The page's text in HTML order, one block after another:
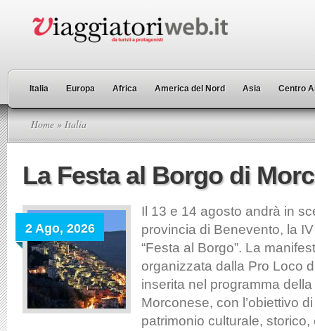
Italia Europa Africa America del Nord Asia Centro
Home » Italia
La Festa al Borgo di
2 Ago, 2026
Il 13 e 14 agosto andrà in
provincia di Benevento, la
“Festa al Borgo”. La
organizzata dalla Pro Loco
inserita nel programma
Morconese, con l’obiettivo
patrimonio culturale,